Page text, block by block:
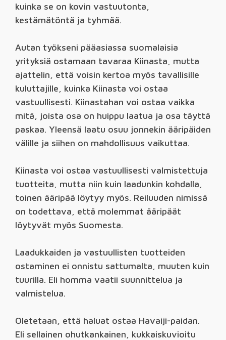
kuinka se on kovin vastuutonta,
kestämätöntä ja tyhmää.
Autan työkseni pääasiassa suomalaisia
yrityksiä ostamaan tavaraa Kiinasta, mutta
ajattelin, että voisin kertoa myös tavallisille
kuluttajille, kuinka Kiinasta voi ostaa
vastuullisesti. Kiinastahan voi ostaa vaikka
mitä, joista osa on huippu laatua ja osa täyttä
paskaa. Yleensä laatu osuu jonnekin ääripäiden
välille ja siihen on mahdollisuus vaikuttaa.
Kiinasta voi ostaa vastuullisesti valmistettuja
tuotteita, mutta niin kuin laadunkin kohdalla,
toinen ääripää löytyy myös. Reiluuden nimissä
on todettava, että molemmat ääripäät
löytyvät myös Suomesta.
Laadukkaiden ja vastuullisten tuotteiden
ostaminen ei onnistu sattumalta, muuten kuin
tuurilla. Eli homma vaatii suunnittelua ja
valmistelua.
Oletetaan, että haluat ostaa Havaiji-paidan.
Eli sellainen ohutkankainen, kukkaiskuvioitu